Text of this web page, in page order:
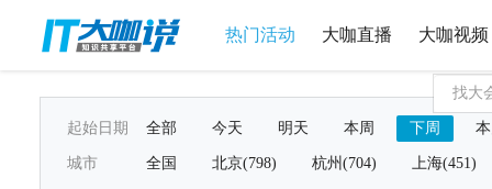
热门活动 大咖直播 大咖视频
起始日期 全部 今天 明天 本周 下周
城市 全国 北京(798) 杭州(704) 上海(451)